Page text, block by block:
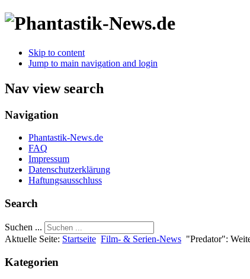
Skip to content
Jump to main navigation and login
Nav view search
Navigation
Phantastik-News.de
FAQ
Impressum
Datenschutzerklärung
Haftungsausschluss
Search
Suchen ...
Aktuelle Seite: Startseite Film- & Serien-News "Predator":
Kategorien